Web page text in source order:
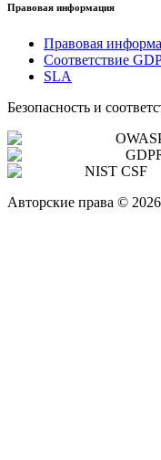
Правовая информация
Правовая
Соответствие
SLA
Безопасность и
NIST CSF
Авторские права © 2026